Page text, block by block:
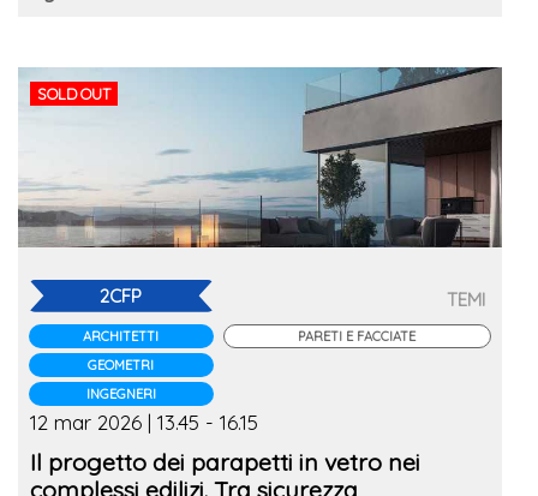
SOLD OUT
2CFP
ARCHITETTI
GEOMETRI
INGEGNERI
TEMI
PARETI E FACCIATE
12 mar 2026 | 13.45 - 16.15
Il progetto dei parapetti in vetro nei
complessi edilizi. Tra sicurezza,